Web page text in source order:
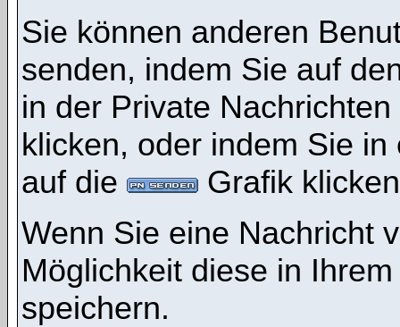
Sie können anderen
senden, indem Sie auf
in der Private
klicken, oder indem Sie
auf die
Grafik
Wenn Sie eine Nachricht
Möglichkeit diese in
speichern.